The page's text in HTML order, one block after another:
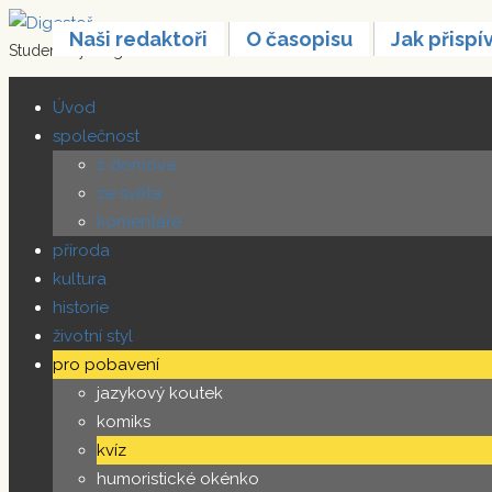
Přeskočit
na
text
Studentský magazín
Naši redaktoři O časopisu Jak
Úvod
společnost
z domova
ze světa
komentáře
příroda
kultura
historie
životní styl
pro pobavení
jazykový koutek
komiks
kvíz
humoristické okénko